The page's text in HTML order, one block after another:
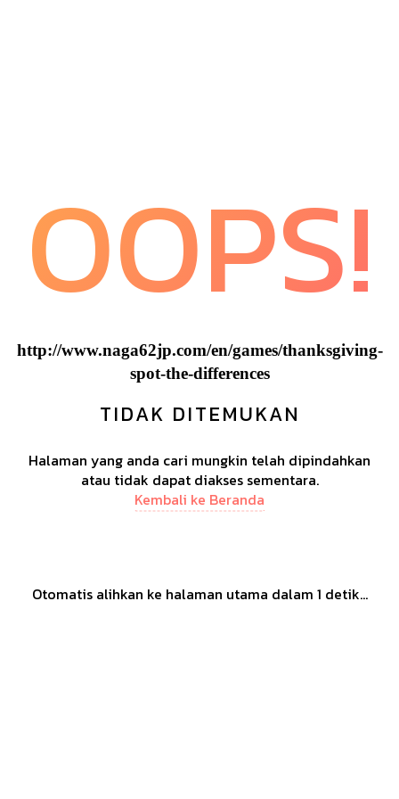
OOPS!
http://www.naga62jp.com/en/games/thanksgiving-
spot-the-differences
TIDAK DITEMUKAN
Halaman yang anda cari mungkin telah dipindahkan
atau tidak dapat diakses sementara.
Kembali ke Beranda
Otomatis alihkan ke halaman utama dalam 1 detik...